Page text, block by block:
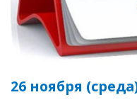
26 ноября